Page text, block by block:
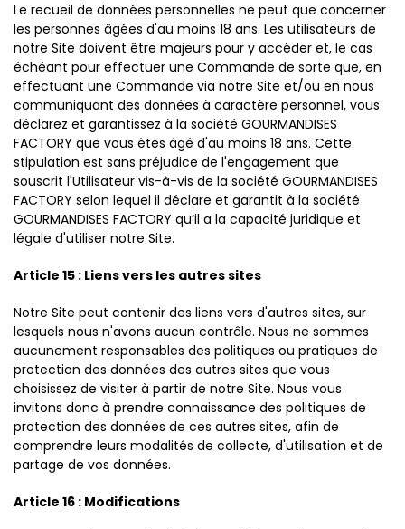
Le recueil de données personnelles ne peut que concerner
les personnes âgées d'au moins 18 ans. Les utilisateurs de
notre Site doivent être majeurs pour y accéder et, le cas
échéant pour effectuer une Commande de sorte que, en
effectuant une Commande via notre Site et/ou en nous
communiquant des données à caractère personnel, vous
déclarez et garantissez à la société GOURMANDISES
FACTORY que vous êtes âgé d'au moins 18 ans. Cette
stipulation est sans préjudice de l'engagement que
souscrit l'Utilisateur vis-à-vis de la société GOURMANDISES
FACTORY selon lequel il déclare et garantit à la société
GOURMANDISES FACTORY qu’il a la capacité juridique et
légale d'utiliser notre Site.
Article 15 : Liens vers les autres sites
Notre Site peut contenir des liens vers d'autres sites, sur
lesquels nous n'avons aucun contrôle. Nous ne sommes
aucunement responsables des politiques ou pratiques de
protection des données des autres sites que vous
choisissez de visiter à partir de notre Site. Nous vous
invitons donc à prendre connaissance des politiques de
protection des données de ces autres sites, afin de
comprendre leurs modalités de collecte, d'utilisation et de
partage de vos données.
Article 16 : Modifications